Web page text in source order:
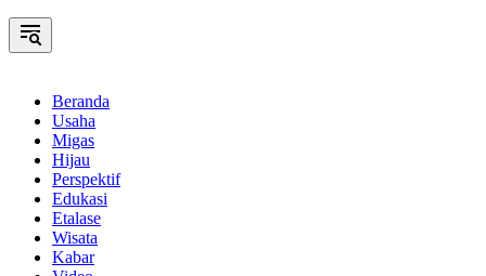
Beranda
Usaha
Migas
Hijau
Perspektif
Edukasi
Etalase
Wisata
Kabar